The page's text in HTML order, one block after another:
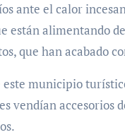
ante el calor
están alimentando
que han acabado
este municipio
vendían accesorios